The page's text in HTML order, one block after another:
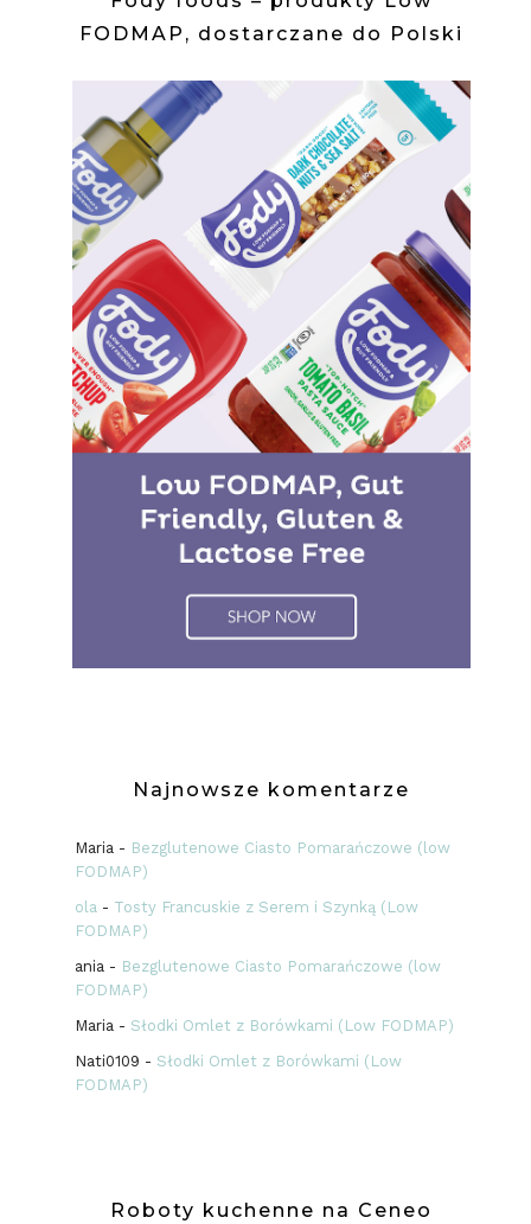
FODMAP, dostarczane do Polski
Najnowsze komentarze
Maria- Bezglutenowe Ciasto Pomarańczowe (low
FODMAP)
ola- Tosty Francuskie z Serem i Szynką (Low
FODMAP)
ania- Bezglutenowe Ciasto Pomarańczowe (low
FODMAP)
Maria- Słodki Omlet z Borówkami (Low FODMAP)
Nati0109 - Słodki Omlet z Borówkami (Low
FODMAP)
Roboty kuchenne na Ceneo